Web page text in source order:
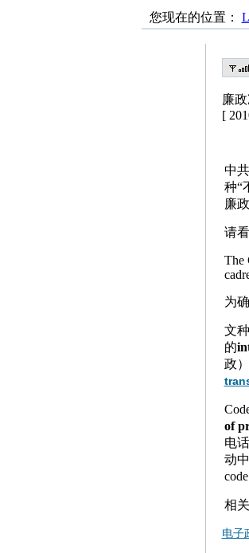
您现在的位置：
廉
[
中
种“
廉
请
The
为
文
的
政
of
电
动
相
电子